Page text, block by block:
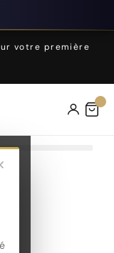
votre première